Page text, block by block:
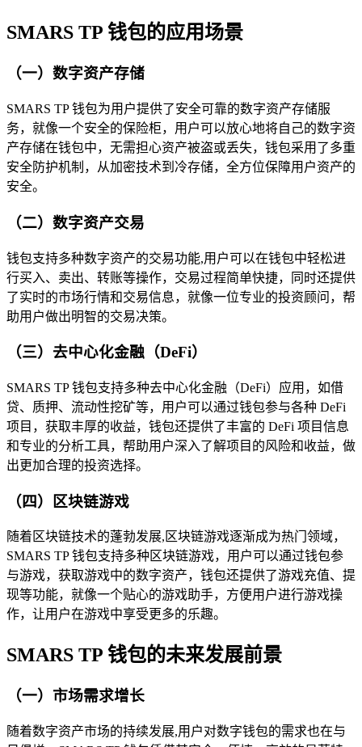
SMARS TP 钱包的应用场景
（一）数字资产存储
SMARS TP 钱包为用户提供了安全可靠的数字资产存储服
务，就像一个安全的保险柜，用户可以放心地将自己的数字资
产存储在钱包中，无需担心资产被盗或丢失，钱包采用了多重
安全防护机制，从加密技术到冷存储，全方位保障用户资产的
安全。
（二）数字资产交易
钱包支持多种数字资产的交易功能,用户可以在钱包中轻松进
行买入、卖出、转账等操作，交易过程简单快捷，同时还提供
了实时的市场行情和交易信息，就像一位专业的投资顾问，帮
助用户做出明智的交易决策。
（三）去中心化金融（DeFi）
SMARS TP 钱包支持多种去中心化金融（DeFi）应用，如借
贷、质押、流动性挖矿等，用户可以通过钱包参与各种 DeFi
项目，获取丰厚的收益，钱包还提供了丰富的 DeFi 项目信息
和专业的分析工具，帮助用户深入了解项目的风险和收益，做
出更加合理的投资选择。
（四）区块链游戏
随着区块链技术的蓬勃发展,区块链游戏逐渐成为热门领域，
SMARS TP 钱包支持多种区块链游戏，用户可以通过钱包参
与游戏，获取游戏中的数字资产，钱包还提供了游戏充值、提
现等功能，就像一个贴心的游戏助手，方便用户进行游戏操
作，让用户在游戏中享受更多的乐趣。
SMARS TP 钱包的未来发展前景
（一）市场需求增长
随着数字资产市场的持续发展,用户对数字钱包的需求也在与